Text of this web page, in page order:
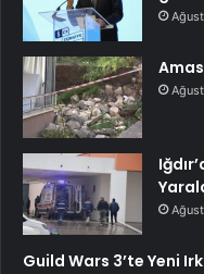
Guild Wars 3’te Yeni